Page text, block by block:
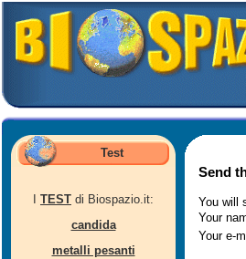
Test
TEST di Biospazio.it:
candida
metalli pesanti
Send
You will
Your
Your e-